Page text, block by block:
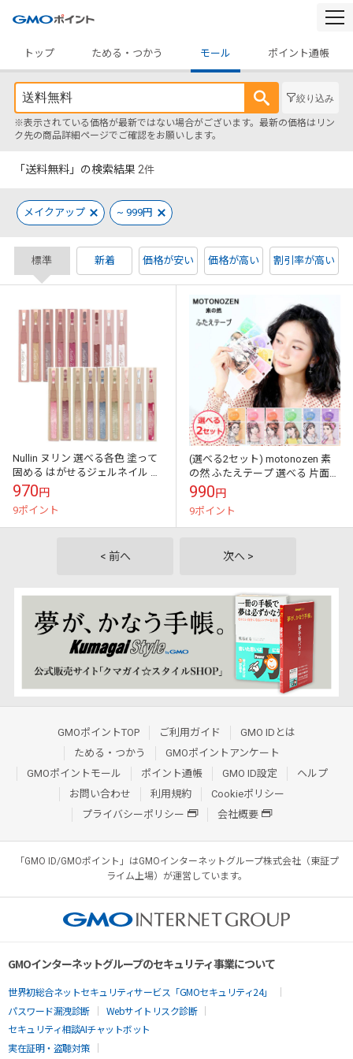
トップ
ためる・つかう モール ポイント通帳
絞り込み
※表示されている価格が最新ではない場合がございます。最新の価格はリン
ク先の商品詳細ページでご確認をお願いします。
「送料無料」の検索結果 2件
メイクアップ ~ 999円
標準 新着 価格が安い 価格が高い 割引率が高い
Nullin ヌリン 選べる各色 塗って
固める はがせるジェルネイル ペ
ンタイプ ネイルペン (ゆうパケ
ット送料無料)
970円
9ポイント
(選べる2セット) motonozen 素
の然 ふたえテープ 選べる 片面・
両面 S M L アイテープ (ゆうパケ
ット送料無料)
990円
9ポイント
< 前へ 次へ >
GMOポイントTOP ご利用ガイド
GMO IDとは
ためる・つかう
GMOポイントアンケート
GMOポイントモール
ポイント通帳 GMO ID設定
ヘルプ
お問い合わせ
利用規約
Cookieポリシー
プライバシーポリシー
会社概要
「GMO ID/GMOポイント」はGMOインターネットグループ株式会社（東証プ
ライム上場）が運営しています。
GMOインターネットグループのセキュリティ事業について
世界初総合ネットセキュリティサービス「GMOセキュリティ24」
パスワード漏洩診断
Webサイトリスク診断
セキュリティ相談AIチャットボット
実在証明・盗聴対策